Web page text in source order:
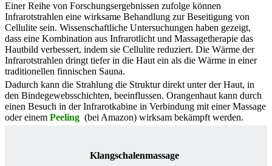
Einer Reihe von Forschungsergebnissen zufolge können
Infrarotstrahlen eine wirksame Behandlung zur Beseitigung von
Cellulite sein. Wissenschaftliche Untersuchungen haben gezeigt,
dass eine Kombination aus Infrarotlicht und Massagetherapie das
Hautbild verbessert, indem sie Cellulite reduziert. Die Wärme der
Infrarotstrahlen dringt tiefer in die Haut ein als die Wärme in einer
traditionellen finnischen Sauna.
Dadurch kann die Strahlung die Struktur direkt unter der Haut, in
den Bindegewebsschichten, beeinflussen. Orangenhaut kann durch
einen Besuch in der Infrarotkabine in Verbindung mit einer Massage
oder einem Peeling (bei Amazon) wirksam bekämpft werden.
Klangschalenmassage